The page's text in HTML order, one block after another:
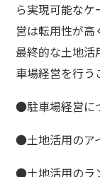
ら実現可能なケ
営は転用性が高
最終的な土地活
車場経営を行う
●駐車場経営に
●土地活用のア
●土地活用のラ